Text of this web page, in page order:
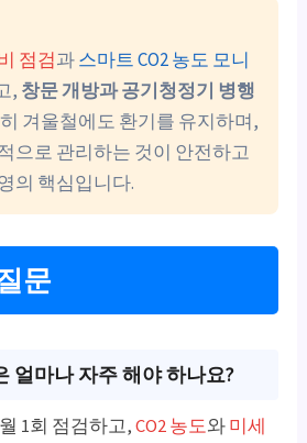
점검과스마트 CO2 농도 모니
, 창문 개방과 공기청정기 병행
겨울철에도 환기를 유지하며,
으로 관리하는 것이 안전하고
의 핵심입니다.
문
얼마나 자주 해야 하나요?
1회 점검하고,CO2 농도와미세